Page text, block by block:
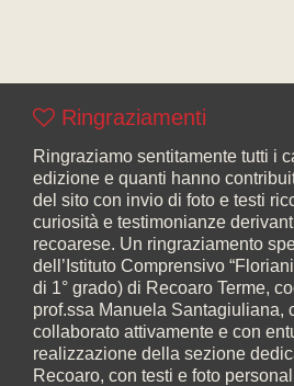
Ringraziamenti
Ringraziamo sentitamente tutti i
edizione e quanti hanno
del sito con invio di foto e testi
curiosità e testimonianze
recoarese. Un ringraziamento
dell’Istituto Comprensivo
di 1° grado) di Recoaro Terme,
prof.ssa Manuela Santagiuliana,
collaborato attivamente e con
realizzazione della sezione
Recoaro, con testi e foto